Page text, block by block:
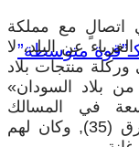
اتصالٍ مع مملكة
عن البلد، لا
منتجات بلاد
من بلاد السودان»
في المسالك
الصحراوية، وكان منهم أدلاء لتلك الطرق (35), وكان لهم